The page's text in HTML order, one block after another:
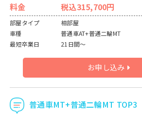
料金
税込315,700円
部屋タイプ
相部屋
車種
普通車AT+普通二輪MT
最短卒業日
21日間～
お申し込み
普通車MT+普通二輪MT TOP3